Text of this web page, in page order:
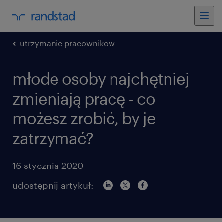
utrzymanie pracownikow
młode osoby najchętniej
zmieniają pracę - co
możesz zrobić, by je
zatrzymać?
16 stycznia 2020
udostępnij artykuł: